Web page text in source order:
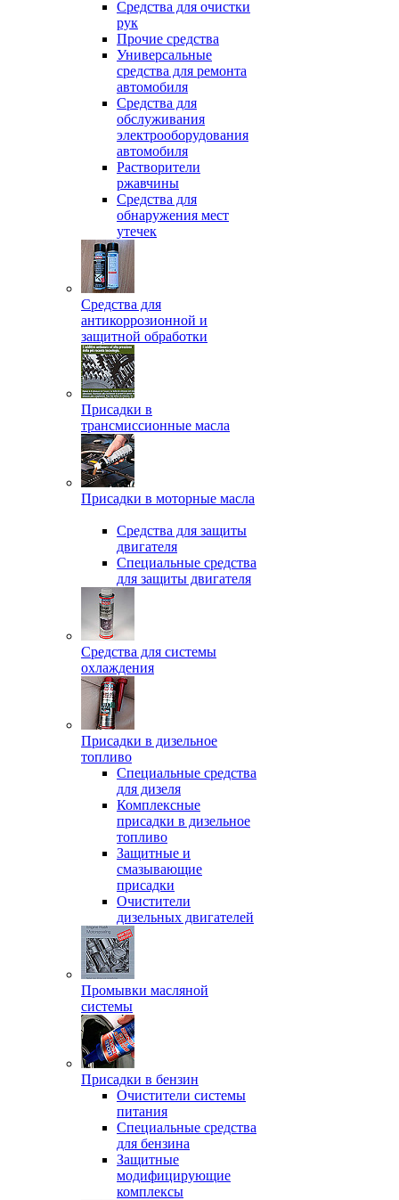
Средства для очистки
рук
Прочие средства
Универсальные
средства для ремонта
автомобиля
Средства для
обслуживания
электрооборудования
автомобиля
Растворители
ржавчины
Средства для
обнаружения мест
утечек
Средства для
антикоррозионной и
защитной обработки
Присадки в
трансмиссионные масла
Присадки в моторные масла
Средства для защиты
двигателя
Специальныe средства
для защиты двигателя
Средства для системы
охлаждения
Присадки в дизельное
топливо
Спeциальные средства
для дизеля
Комплексные
присадки в дизельное
топливо
Защитные и
смазывающие
присадки
Очистители
дизельных двигателей
Промывки масляной
системы
Присадки в бензин
Очистители системы
питания
Специальные срeдства
для бензина
Защитные
модифицирующие
комплексы